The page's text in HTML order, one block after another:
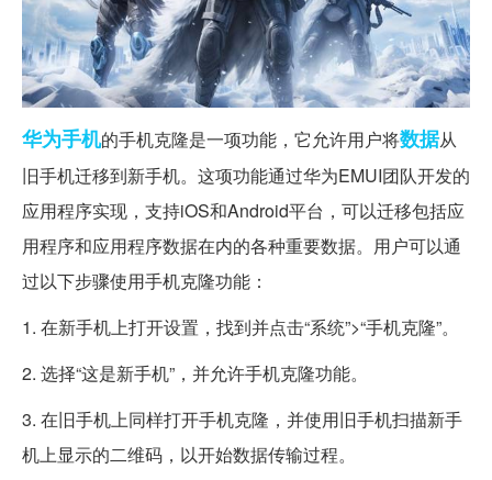
华为手机的手机克隆是一项功能，它允许用户将数据从
旧手机迁移到新手机。这项功能通过华为EMUI团队开发的
应用程序实现，支持iOS和Android平台，可以迁移包括应
用程序和应用程序数据在内的各种重要数据。用户可以通
过以下步骤使用手机克隆功能：
1. 在新手机上打开设置，找到并点击“系统”>“手机克隆”。
2. 选择“这是新手机”，并允许手机克隆功能。
3. 在旧手机上同样打开手机克隆，并使用旧手机扫描新手
机上显示的二维码，以开始数据传输过程。